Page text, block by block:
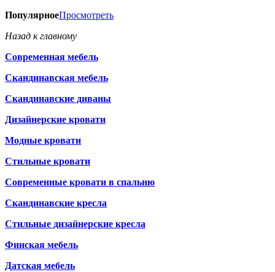
ПопулярноеПросмотреть
Назад к главному
Современная мебель
Скандинавская мебель
Скандинавские диваны
Дизайнерские кровати
Модные кровати
Стильные кровати
Современные кровати в спальню
Скандинавские кресла
Стильные дизайнерские кресла
Финская мебель
Датская мебель